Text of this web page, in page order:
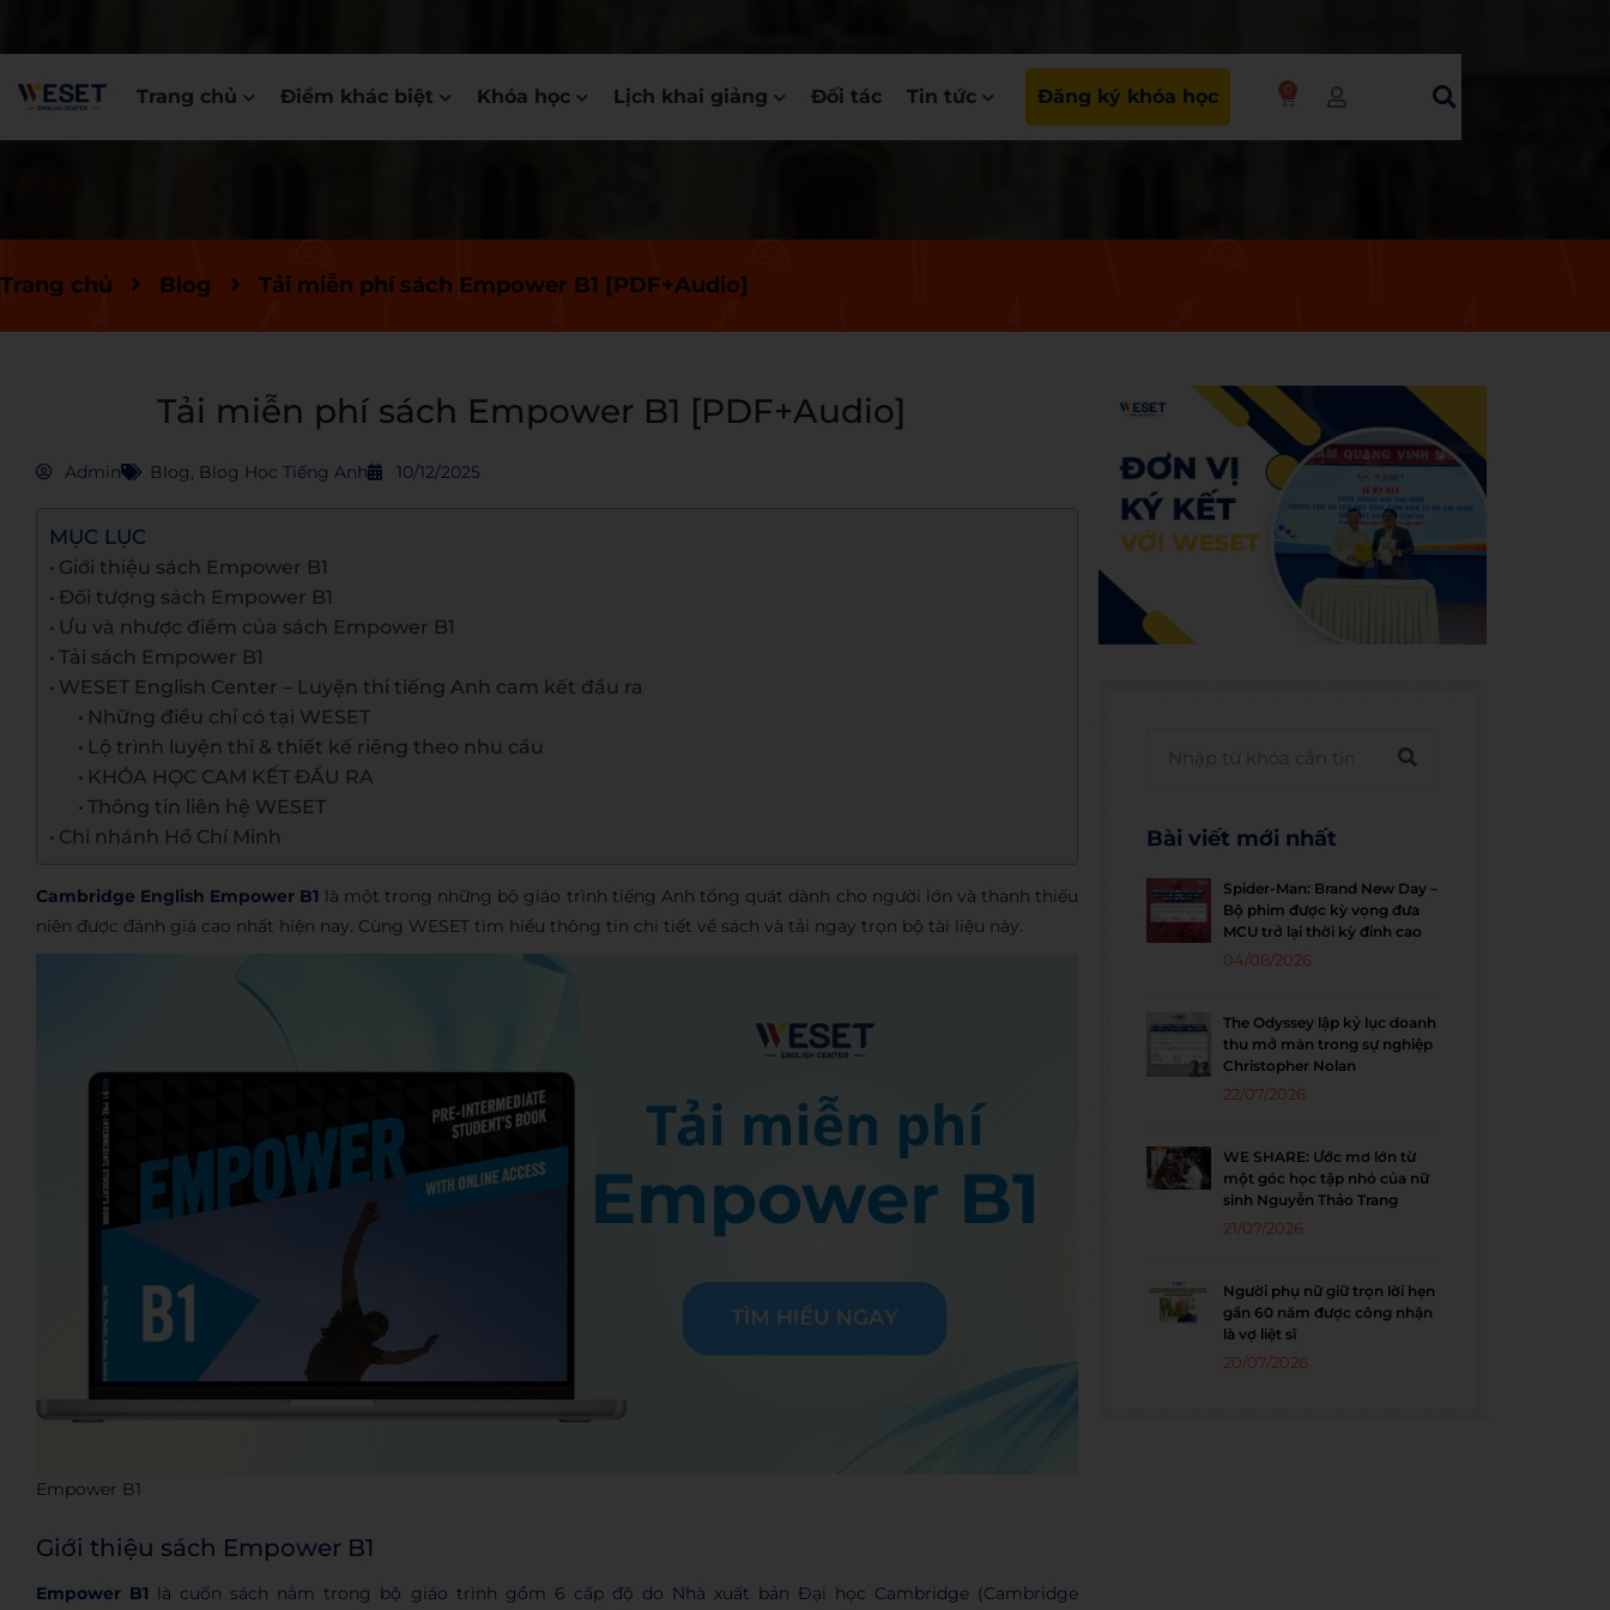
Trang chủ Điểm khác biệt Khóa học Lịch khai giảng Đối tác Tin tức Đăng ký khóa học 0
Trang chủ Blog Tải miễn phí sách Empower B1 [PDF+Audio]
Tải miễn phí sách Empower B1 [PDF+Audio]
Admin Blog, Blog Học Tiếng Anh 10/12/2025
MỤC LỤC
Giới thiệu sách Empower B1
Đối tượng sách Empower B1
Ưu và nhược điểm của sách Empower B1
Tải sách Empower B1
WESET English Center – Luyện thi tiếng Anh cam kết đầu ra
Những điều chỉ có tại WESET
Lộ trình luyện thi & thiết kế riêng theo nhu cầu
KHÓA HỌC CAM KẾT ĐẦU RA
Thông tin liên hệ WESET
Chi nhánh Hồ Chí Minh
Cambridge English Empower B1 là một trong những bộ giáo trình tiếng Anh tổng quát dành cho người lớn và thanh thiếu
niên được đánh giá cao nhất hiện nay. Cùng WESET tìm hiểu thông tin chi tiết về sách và tải ngay trọn bộ tài liệu này.
Empower B1
Giới thiệu sách Empower B1
Empower B1 là cuốn sách nằm trong bộ giáo trình gồm 6 cấp độ do Nhà xuất bản Đại học Cambridge (Cambridge
Bài viết mới nhất
Spider-Man: Brand New Day –
Bộ phim được kỳ vọng đưa
MCU trở lại thời kỳ đỉnh cao
04/08/2026
The Odyssey lập kỷ lục doanh
thu mở màn trong sự nghiệp
Christopher Nolan
22/07/2026
WE SHARE: Ước mơ lớn từ
một góc học tập nhỏ của nữ
sinh Nguyễn Thảo Trang
21/07/2026
Người phụ nữ giữ trọn lời hẹn
gần 60 năm được công nhận
là vợ liệt sĩ
20/07/2026